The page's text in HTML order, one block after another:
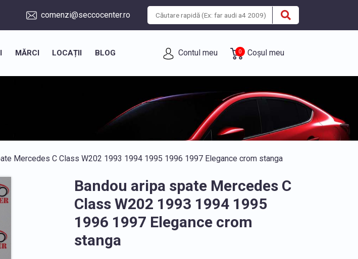
comenzi@seccocenter.ro
MĂRCI LOCAȚII BLOG Contul meu 0 Coșul meu
Mercedes C Class W202 1993 1994 1995 1996 1997 Elegance crom stanga
Bandou aripa spate Mercedes C
Class W202 1993 1994 1995
1996 1997 Elegance crom
stanga